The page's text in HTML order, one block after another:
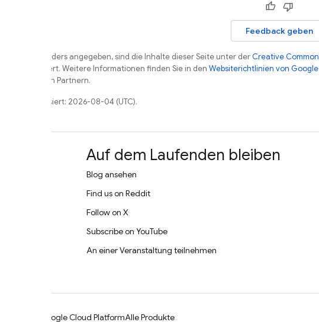
Feedback geben
Sofern nicht anders angegeben, sind die Inhalte dieser Seite unter derCreative
lizenziert. Weitere Informationen finden Sie in den Websiterichtlinien von
und/oder seinen Partnern.
Zuletzt aktualisiert: 2026-08-04 (UTC).
Auf dem Laufenden bleiben
Blog ansehen
Find us on Reddit
Follow on X
Subscribe on YouTube
An einer Veranstaltung teilnehmen
Google Cloud PlatformAlle Produkte